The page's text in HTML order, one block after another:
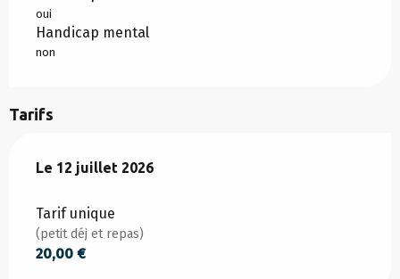
oui
Handicap mental
non
Tarifs
Le 12 juillet 2026
Le 12 juillet 2026
Tarif unique
(petit déj et repas)
20,00 €